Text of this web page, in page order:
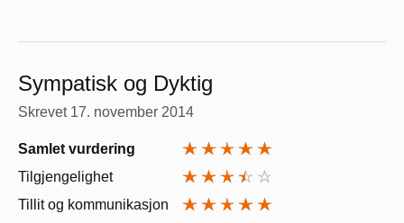
Sympatisk og Dyktig
Skrevet 17. november 2014
Samlet vurdering
Tilgjengelighet
Tillit og kommunikasjon